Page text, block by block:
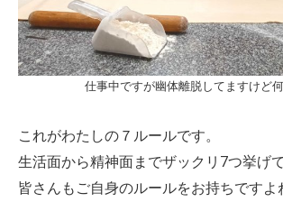
仕事中ですが幽体離脱してますけど
これがわたしの７ルールです。
生活面から精神面までザックリ7つ挙げて
皆さんもご自身のルールをお持ちですよ